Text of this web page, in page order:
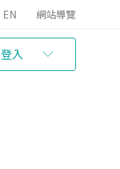
EN 網站導覽
登入